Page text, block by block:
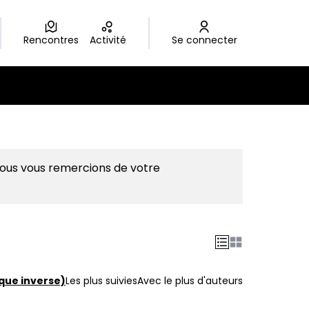
Rencontres Activité Se connecter
vous remercions de votre
inverse)Les plus suiviesAvec le plus d'auteurs